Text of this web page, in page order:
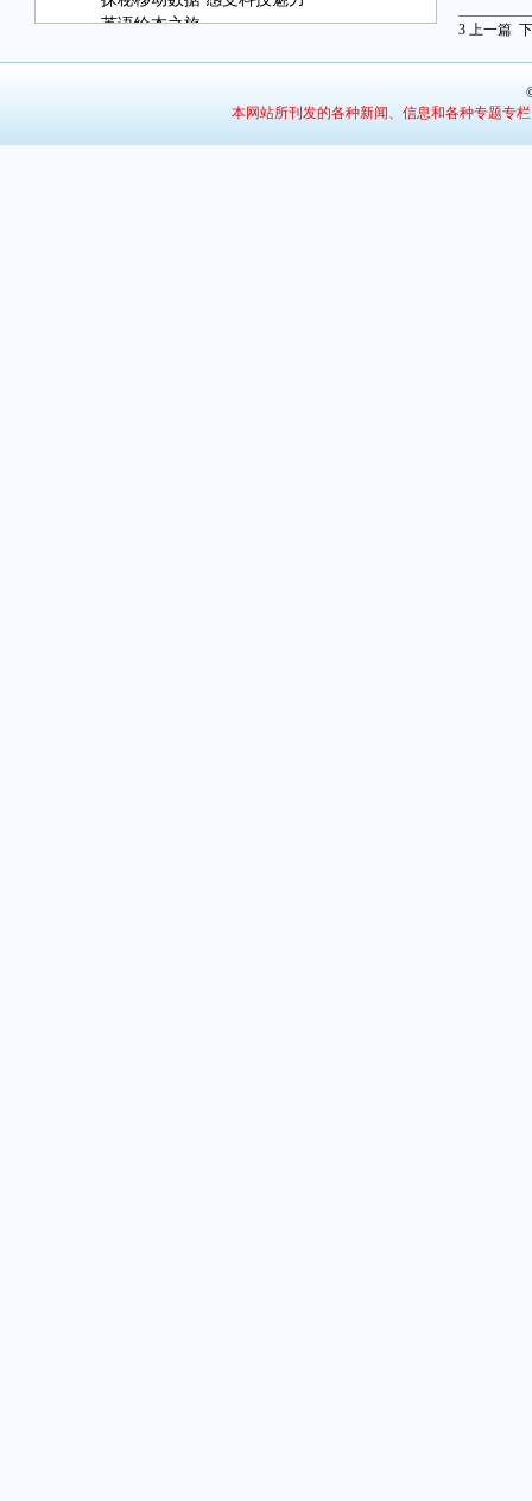
·英语绘本之旅
·感受非遗魅力
3 上一篇
本网站所刊发的各种新闻、信息和各种专题专